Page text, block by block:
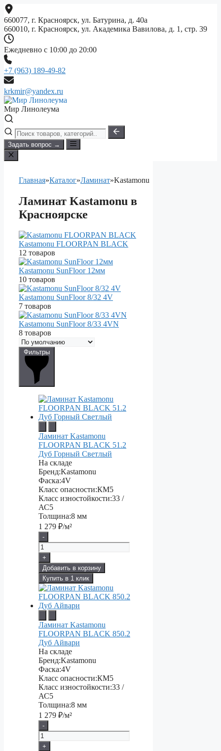
Перейти
к
содержимому
660077, г. Красноярск, ул. Батурина, д. 40а
660010, г. Красноярск, ул. Академика Вавилова, д. 1, стр. 39
Ежедневно с 10:00 до 20:00
+7 (963) 189-49-82
krkmir@yandex.ru
Мир Линолеума
Задать вопрос →
Главная»Каталог»Ламинат»Kastamonu
Ламинат Kastamonu в
Красноярске
Kastamonu FLOORPAN BLACK
12 товаров
Kastamonu SunFloor 12мм
10 товаров
Kastamonu SunFloor 8/32 4V
7 товаров
Kastamonu SunFloor 8/33 4VN
8 товаров
Фильтры
Ламинат Kastamonu
FLOORPAN BLACK 51.2
Дуб Горный Светлый
На складе
Бренд:Kastamonu
Фаска:4V
Класс опасности:КМ5
Класс изностойкости:33 /
АС5
Толщина:8 мм
1 279 ₽/м²
-
+
Добавить в корзину
Купить в 1 клик
Ламинат Kastamonu
FLOORPAN BLACK 850.2
Дуб Айвари
На складе
Бренд:Kastamonu
Фаска:4V
Класс опасности:КМ5
Класс изностойкости:33 /
АС5
Толщина:8 мм
1 279 ₽/м²
-
+